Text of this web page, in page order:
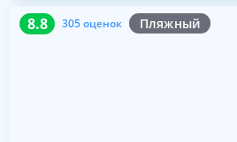
8.8 305 оценок Пляжный
8.8 305 оценок